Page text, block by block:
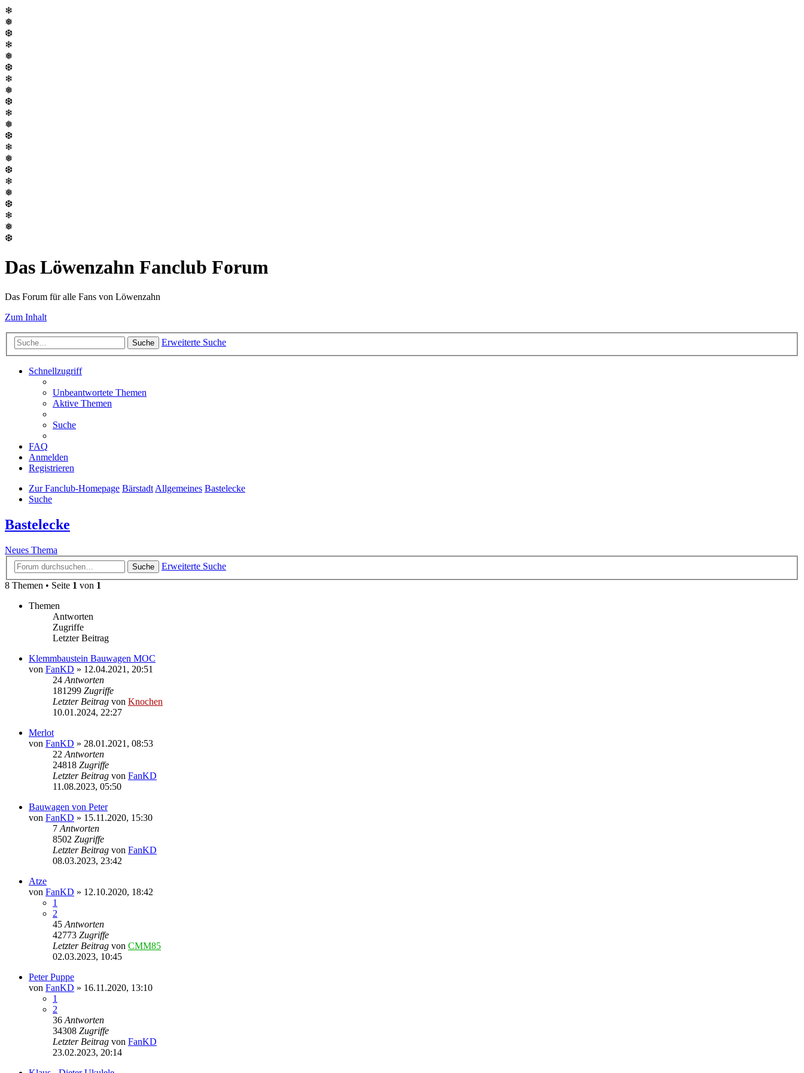
❄
❅
❆
❄
❅
❆
❄
❅
❆
❄
❅
❆
❄
❅
❆
❄
❅
❆
❄
❅
❆
Das Löwenzahn Fanclub Forum
Das Forum für alle Fans von Löwenzahn
Zum Inhalt
Suche Erweiterte Suche
Schnellzugriff
Unbeantwortete Themen
Aktive Themen
Suche
FAQ
Anmelden
Registrieren
Zur Fanclub-Homepage BärstadtAllgemeines Bastelecke
Suche
Bastelecke
Neues Thema
Suche
Erweiterte Suche
8 Themen • Seite 1 von 1
Themen
Antworten
Zugriffe
Letzter Beitrag
Klemmbaustein Bauwagen MOC
von FanKD » 12.04.2021, 20:51
24 Antworten
181299 Zugriffe
Letzter Beitrag von Knochen
10.01.2024, 22:27
Merlot
von FanKD » 28.01.2021, 08:53
22 Antworten
24818 Zugriffe
Letzter Beitrag von FanKD
11.08.2023, 05:50
Bauwagen von Peter
von FanKD » 15.11.2020, 15:30
7 Antworten
8502 Zugriffe
Letzter Beitrag von FanKD
08.03.2023, 23:42
Atze
von FanKD » 12.10.2020, 18:42
1
2
45 Antworten
42773 Zugriffe
Letzter Beitrag von CMM85
02.03.2023, 10:45
Peter Puppe
von FanKD » 16.11.2020, 13:10
1
2
36 Antworten
34308 Zugriffe
Letzter Beitrag von FanKD
23.02.2023, 20:14